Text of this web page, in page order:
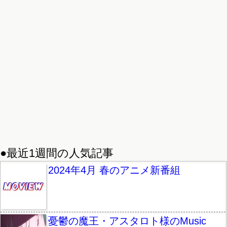
●最近1週間の人気記事
2024年4月 春のアニメ新番組
憂鬱の魔王・アスタロト様のMusic